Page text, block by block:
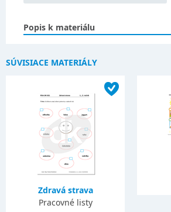
Popis k materiálu
SÚVISIACE MATERIÁLY
Zdravá strava
Pracovné listy